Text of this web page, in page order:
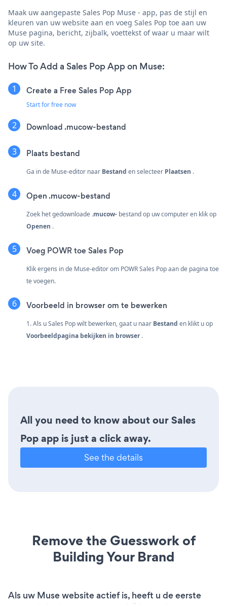
Maak uw aangepaste Sales Pop Muse - app, pas de stijl en
kleuren van uw website aan en voeg Sales Pop toe aan uw
Muse pagina, bericht, zijbalk, voettekst of waar u maar wilt
op uw site.
How To Add a Sales Pop App on Muse:
Create a Free Sales Pop App
Start for free now
Download .mucow-bestand
Plaats bestand
Ga in de Muse-editor naar Bestand en selecteer Plaatsen .
Open .mucow-bestand
Zoek het gedownloade.mucow- bestand op uw computer en klik op
Openen .
Voeg POWR toe Sales Pop
Klik ergens in de Muse-editor om POWR Sales Pop aan de pagina toe
te voegen.
Voorbeeld in browser om te bewerken
1. Als u Sales Pop wilt bewerken, gaat u naar Bestand en klikt u op
Voorbeeldpagina bekijken in browser.
All you need to know about our Sales
Pop app is just a click away.
See the details
Remove the Guesswork of
Building Your Brand
Als uw Muse website actief is, heeft u de eerste